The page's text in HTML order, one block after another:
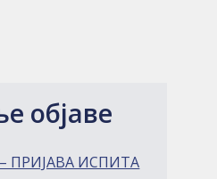
објаве
ПРИЈАВА ИСПИТА